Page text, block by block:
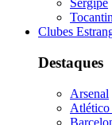
Sergipe
Clubes
Destaques
Arsenal
Atlético